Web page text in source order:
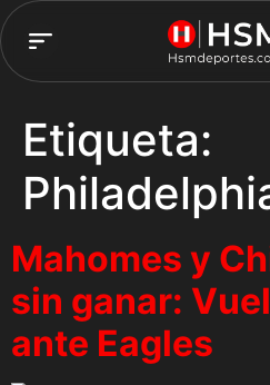
Etiqueta:
Mahomes y
sin ganar:
ante Eagles